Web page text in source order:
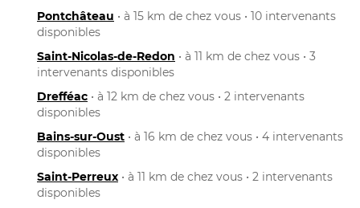
Pontchâteau • à 15 km de chez vous • 10 intervenants
disponibles
Saint-Nicolas-de-Redon • à 11 km de chez vous • 3
intervenants disponibles
Drefféac • à 12 km de chez vous • 2 intervenants
disponibles
Bains-sur-Oust • à 16 km de chez vous • 4 intervenants
disponibles
Saint-Perreux • à 11 km de chez vous • 2 intervenants
disponibles